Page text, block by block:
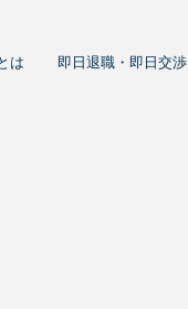
は 即日退職・即日交渉